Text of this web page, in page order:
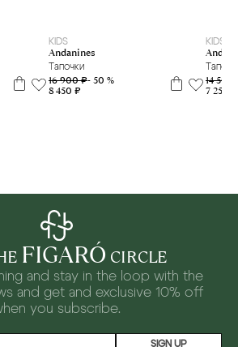
KIDS
Andanines
Тапочки
16 900 ₽- 50 %
8 450 ₽
KIDS
14 500
7 250 ₽
FIGARÓ CIRCLE
and stay in the loop with the
and get and exclusive 10% off
you subscribe.
SIGN UP